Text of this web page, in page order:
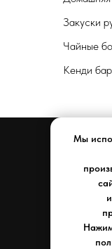
Мы
Закуски
Чайные
Кенди бар
Реквизиты
Политика
Договор